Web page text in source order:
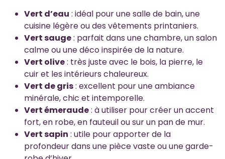
Vert d’eau : idéal pour une salle de bain, une
cuisine légère ou des vêtements printaniers.
Vert sauge: parfait dans une chambre, un salon
calme ou une déco inspirée de la nature.
Vert olive: très juste avec le bois, la pierre, le
cuir et les intérieurs chaleureux.
Vert de gris: excellent pour une ambiance
minérale, chic et intemporelle.
Vert émeraude: à utiliser pour créer un accent
fort, en robe, en fauteuil ou sur un pan de mur.
Vert sapin : utile pour apporter de la
profondeur dans une pièce vaste ou une garde-